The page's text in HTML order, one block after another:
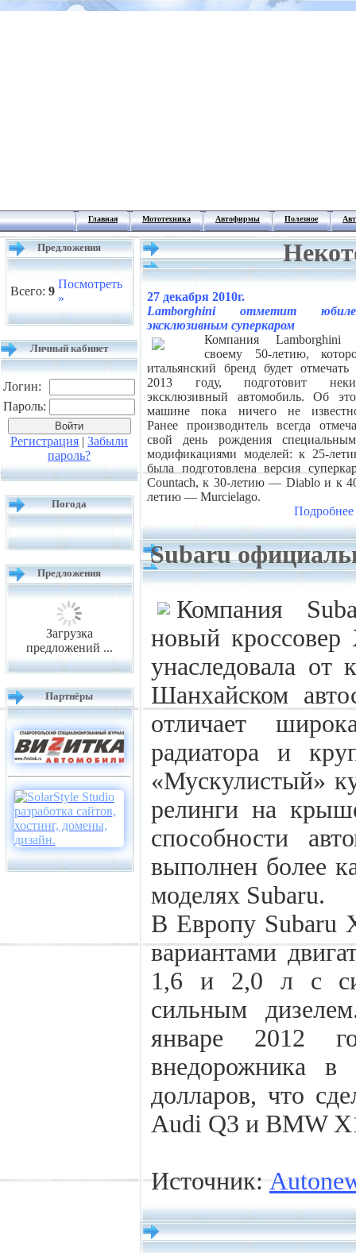
Главная Мототехника Автофирмы Полезное
Предложения
Всего: 9
Посмотреть
»
Личный кабинет
Логин:
Пароль:
Регистрация | Забыли
пароль?
Погода
Предложения
Загрузка
предложений ...
Партнёры
27 декабря 2010г.
Lamborghini отметит
эксклюзивным суперкаром
Компания Lamborghini
своему 50-летию,
итальянский бренд будет отмечать
2013 году, подготовит
эксклюзивный автомобиль. Об
машине пока ничего не
Ранее производитель всегда
свой день рождения
модификациями моделей: к 25-
была подготовлена версия
Countach, к 30-летию — Diablo и к
летию — Murcielago.
Подробнее
Subaru
Компания
новый
унаследовала от
Шанхайском
отличает
радиатора и
«Мускулистый»
релинги на
способности
выполнен более
моделях Subaru.
В Европу Subaru
вариантами
1,6 и 2,0 л с
сильным
январе 2012
внедорожника
долларов, что
Audi Q3 и BMW
Источник: